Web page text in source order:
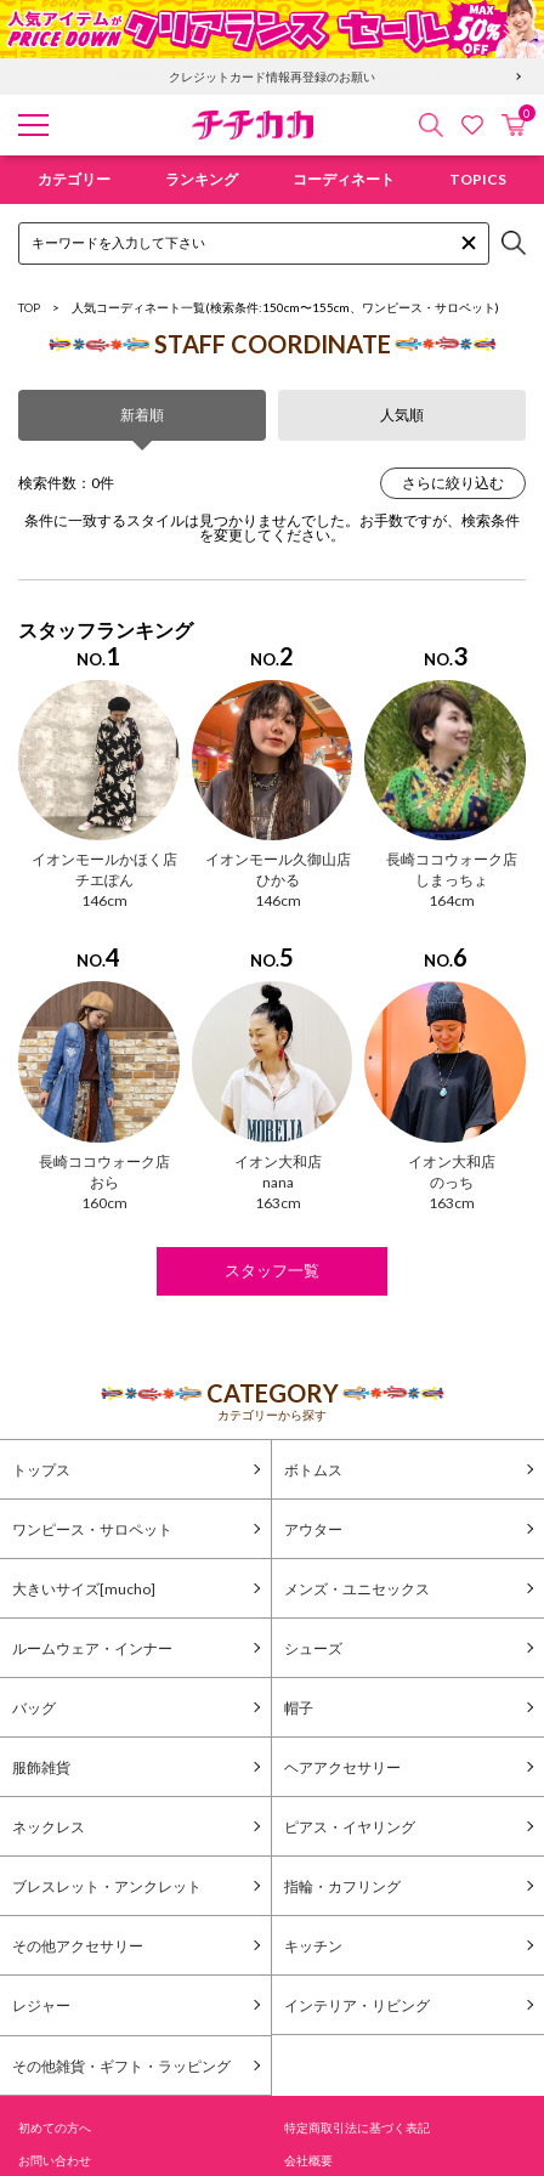
「GMO後払い」お支払い停滞時の回収手数料のご負担について
クレジットカード情報再登録のお願い
検索 お気にカ
0
カテゴリー ランキング コーディネート TOPICS
TOP 人気コーディネート一覧(検索条件:150cm〜155cm、ワンピース・サロペット)
STAFF COORDINATE
新着順 人気順
検索件数：0件 さらに絞り込む
条件に一致するスタイルは見つかりませんでした。お手数ですが、検索条件
を変更してください。
スタッフランキング
NO.1
イオンモールかほく店
チエぽん
146cm
NO.2
イオンモール久御山店
ひかる
146cm
NO.3
長崎ココウォーク店
しまっちょ
164cm
NO.4
長崎ココウォーク店
おら
160cm
NO.5
イオン大和店
nana
163cm
NO.6
イオン大和店
のっち
163cm
スタッフ一覧
CATEGORY
カテゴリーから探す
トップス ボトムス
ワンピース・サロペット アウター
大きいサイズ[mucho] メンズ・ユニセックス
ルームウェア・インナー シューズ
バッグ 帽子
服飾雑貨 ヘアアクセサリー
ネックレス ピアス・イヤリング
ブレスレット・アンクレット 指輪・カフリング
その他アクセサリー キッチン
レジャー インテリア・リビング
その他雑貨・ギフト・ラッピング
初めての方へ 特定商取引法に基づく表記
お問い合わせ 会社概要